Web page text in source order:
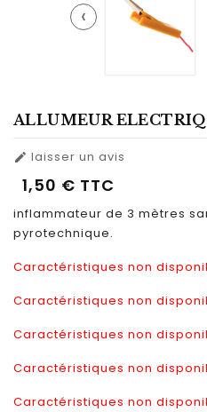
‹
ALLUMEUR
 laisser un avis
1,50 € TTC
inflammateur de 3 mètres
pyrotechnique.
Caractéristiques non
Caractéristiques non
Caractéristiques non
Caractéristiques non
Caractéristiques non